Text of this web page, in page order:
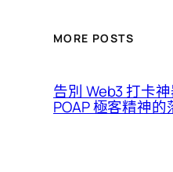
MORE POSTS
告別 Web3 打卡神
POAP 極客精神的